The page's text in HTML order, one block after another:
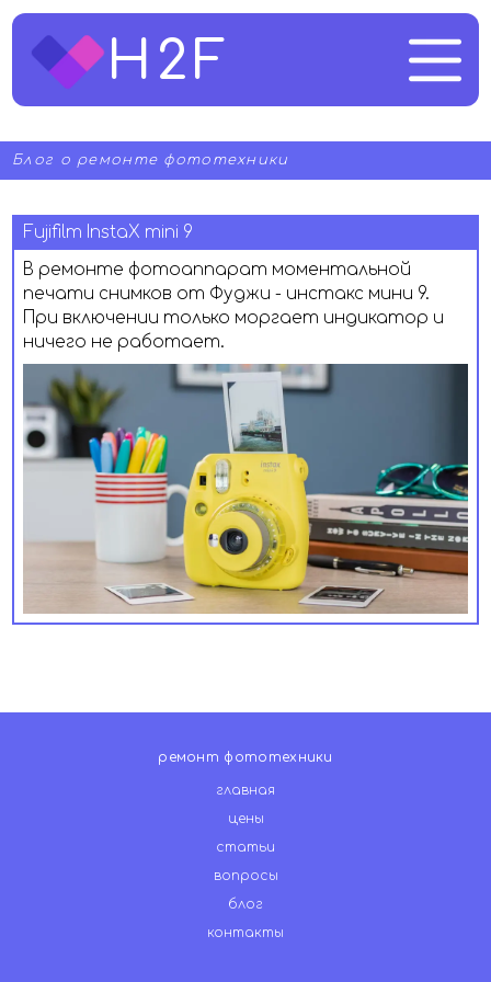
H2F
Блог о ремонте фототехники
Fujifilm InstaX mini 9
В ремонте фотоаппарат моментальной
печати снимков от Фуджи - инстакс мини 9.
При включении только моргает индикатор и
ничего не работает.
ремонт фототехники
главная
цены
статьи
вопросы
блог
контакты